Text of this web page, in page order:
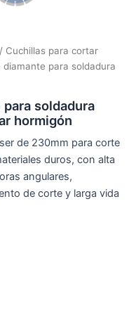
/ Cuchillas para cortar
para soldadura
soldadura
hormigón
de 230mm para corte
duros, con alta
angulares,
de corte y larga vida